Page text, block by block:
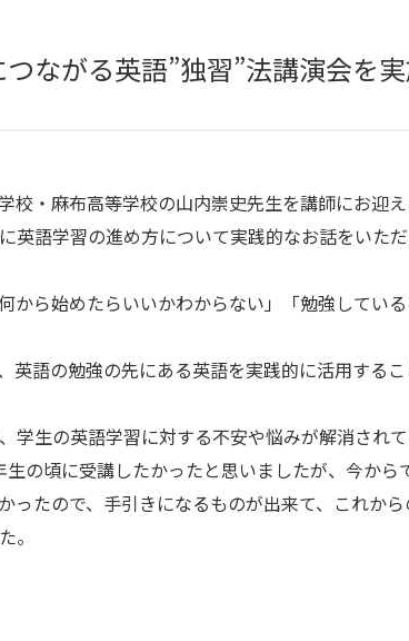
ながる英語”独習”法講演会を実
校・麻布高等学校の山内崇史先生を講師にお迎
英語学習の進め方について実践的なお話をいただ
から始めたらいいかわからない」「勉強して
英語の勉強の先にある英語を実践的に活用する
学生の英語学習に対する不安や悩みが解消され
の頃に受講したかったと思いましたが、今か
ったので、手引きになるものが出来て、これか
。